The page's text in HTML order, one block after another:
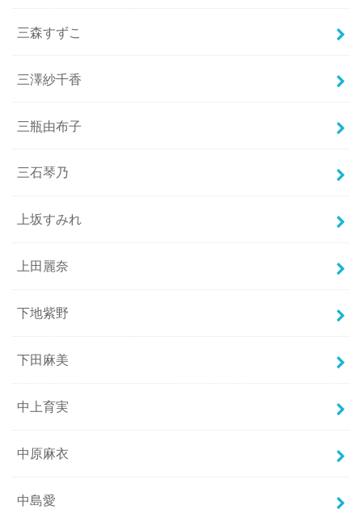
三森すずこ
三澤紗千香
三瓶由布子
三石琴乃
上坂すみれ
上田麗奈
下地紫野
下田麻美
中上育実
中原麻衣
中島愛